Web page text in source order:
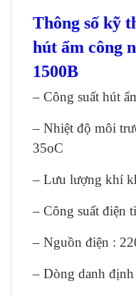
Thông số kỹ
hút ẩm công
1500B
– Công suất hút
– Nhiệt độ môi
35oC
– Lưu lượng khí
– Công suất điện
– Nguồn điện :
– Dòng danh